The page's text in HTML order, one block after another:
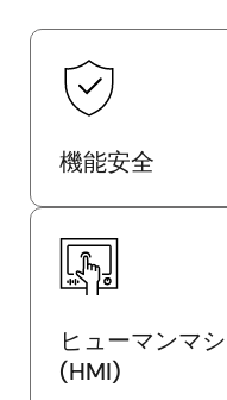
機能安全
ヒューマンマ
(HMI)